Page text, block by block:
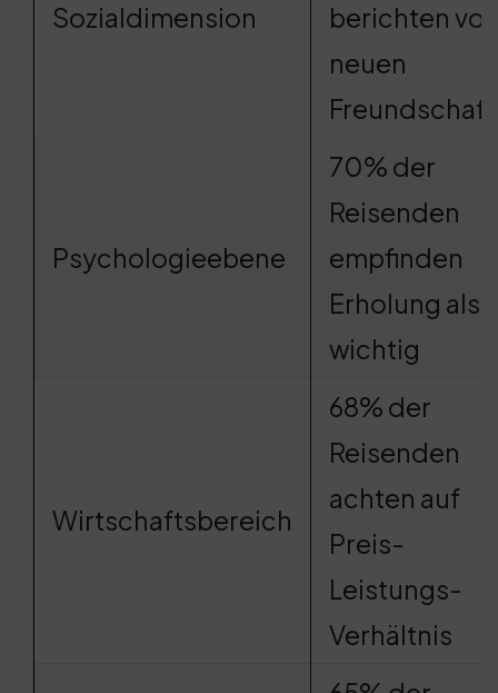
Sozialdimension
berichten
neuen
Psychologieebene
70% der
Reisenden
empfinden
Erholung als
wichtig
Wirtschaftsbereich
68% der
Reisenden
achten auf
Preis-
Leistungs-
Verhältnis